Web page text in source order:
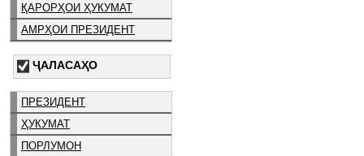
ҚАРОРҲОИ ҲУКУМАТ
АМРҲОИ ПРЕЗИДЕНТ
ҶАЛАСАҲО
ПРЕЗИДЕНТ
ҲУКУМАТ
ПОРЛУМОН